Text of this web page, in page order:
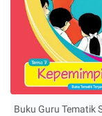
Buku Guru Tematik